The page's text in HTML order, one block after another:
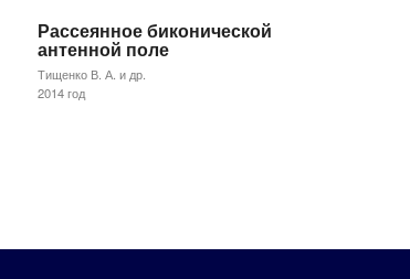
Рассеянное биконической
антенной поле
Тищенко В. А. и др.
2014 год